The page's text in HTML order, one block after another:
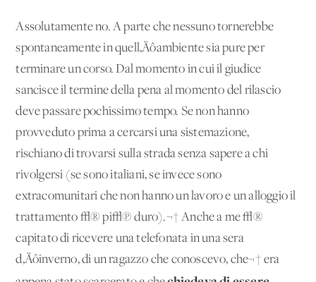
Assolutamente no. A parte che nessuno tornerebbe
spontaneamente in quell‚Äôambiente sia pure per
terminare un corso. Dal momento in cui il giudice
sancisce il termine della pena al momento del rilascio
deve passare pochissimo tempo. Se non hanno
provveduto prima a cercarsi una sistemazione,
rischiano di trovarsi sulla strada senza sapere a chi
rivolgersi (se sono italiani, se invece sono
extracomunitari che non hanno un lavoro e un alloggio il
trattamento √® pi√π duro).¬† Anche a me √®
capitato di ricevere una telefonata in una sera
d‚Äôinverno, di un ragazzo che conoscevo, che¬† era